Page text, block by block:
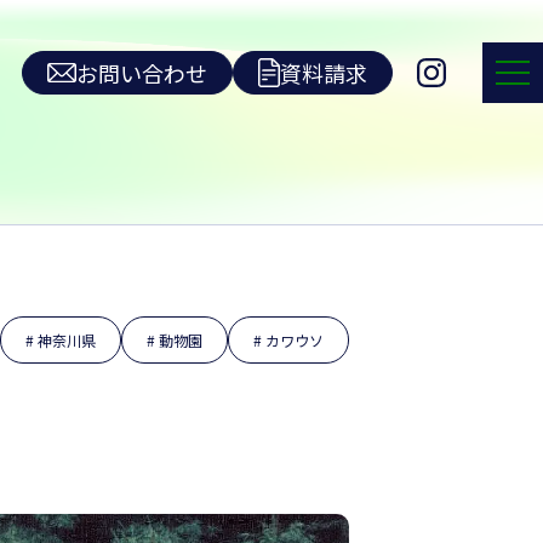
お問い合わせ 資料請求
神奈川県 動物園 カワウソ